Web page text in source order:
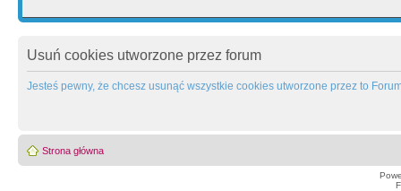
Usuń cookies utworzone przez forum
Jesteś pewny, że chcesz usunąć wszystkie cookies utworzone przez to
Strona główna